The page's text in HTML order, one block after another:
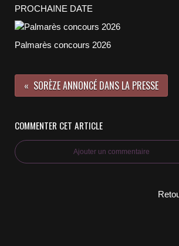
PROCHAINE DATE
Palmarès concours 2026
SORÈZE ANNONCÉ DANS LA PRESSE
COMMENTER CET ARTICLE
Ajouter un commentaire